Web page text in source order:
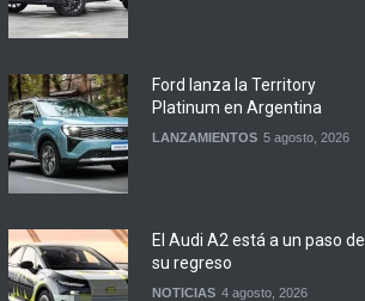
Ford lanza la Territory
Platinum en Argentina
LANZAMIENTOS 5 agosto, 2026
El Audi A2 está a un paso de
su regreso
NOTICIAS 4 agosto, 2026